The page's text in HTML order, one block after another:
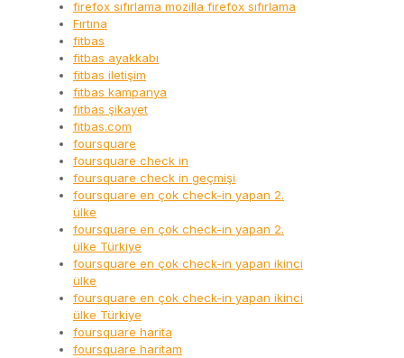
firefox sıfırlama mozilla firefox sıfırlama
Fırtına
fitbas
fitbas ayakkabı
fitbas iletişim
fitbas kampanya
fitbas şikayet
fitbas.com
foursquare
foursquare check in
foursquare check in geçmişi
foursquare en çok check-in yapan 2.
ülke
foursquare en çok check-in yapan 2.
ülke Türkiye
foursquare en çok check-in yapan ikinci
ülke
foursquare en çok check-in yapan ikinci
ülke Türkiye
foursquare harita
foursquare haritam